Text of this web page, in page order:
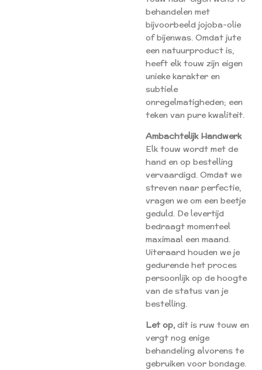
behandelen met
bijvoorbeeld jojoba-olie
of bijenwas. Omdat jute
een natuurproduct is,
heeft elk touw zijn eigen
unieke karakter en
subtiele
onregelmatigheden; een
teken van pure kwaliteit.
Ambachtelijk Handwerk
Elk touw wordt met de
hand en op bestelling
vervaardigd. Omdat we
streven naar perfectie,
vragen we om een beetje
geduld. De levertijd
bedraagt momenteel
maximaal een maand.
Uiteraard houden we je
gedurende het proces
persoonlijk op de hoogte
van de status van je
bestelling.
Let op, dit is ruw touw en
vergt nog enige
behandeling alvorens te
gebruiken voor bondage.